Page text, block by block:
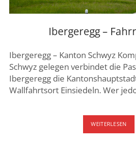
Ibergeregg –
Ibergeregg – Kanton Schwyz
Schwyz gelegen verbindet die
Ibergeregg die
Wallfahrtsort Einsiedeln. Wer
WEITERLESEN
–